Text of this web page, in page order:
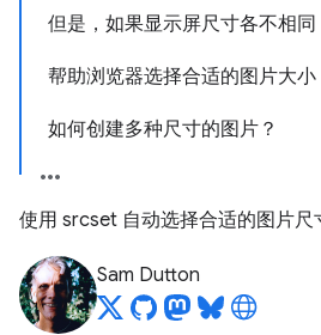
但是，如果显示屏尺寸各不相同
帮助浏览器选择合适的图片大小
如何创建多种尺寸的图片？
使用 srcset 自动选择合适的图片尺
Sam Dutton